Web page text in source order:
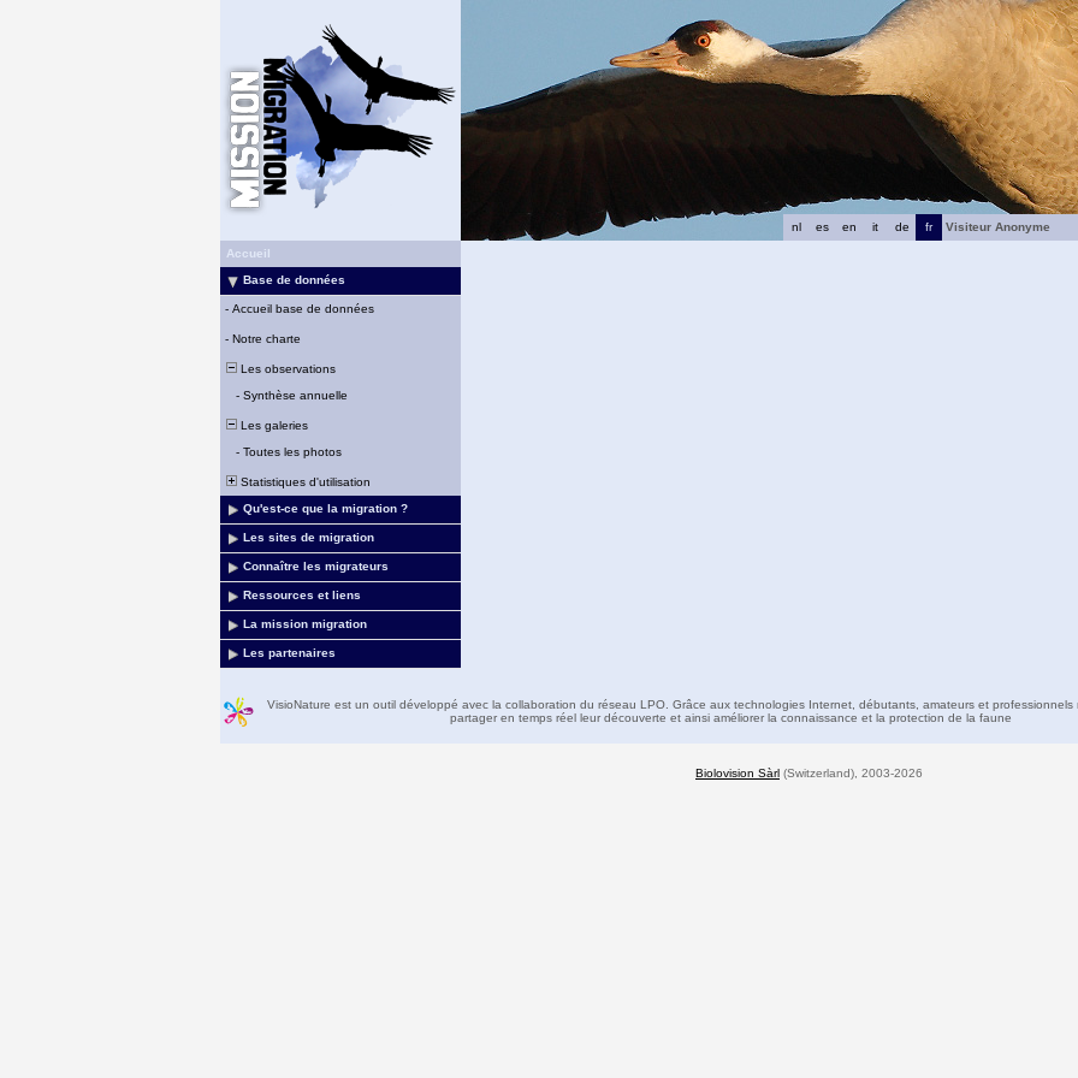
fr
de
it
en
es
nl
Visiteur Anonyme
Accueil
Base de données
- Accueil base de données
- Notre charte
Les observations
- Synthèse annuelle
Les galeries
- Toutes les photos
Statistiques d'utilisation
Qu'est-ce que la migration ?
Les sites de migration
Connaître les migrateurs
Ressources et liens
La mission migration
Les partenaires
VisioNature est un outil développé avec la collaboration du réseau LPO. Grâce aux technologies Internet, débutants, amateurs et professionnels
partager en temps réel leur découverte et ainsi améliorer la connaissance et la protection de la faune
Biolovision Sàrl (Switzerland), 2003-2026